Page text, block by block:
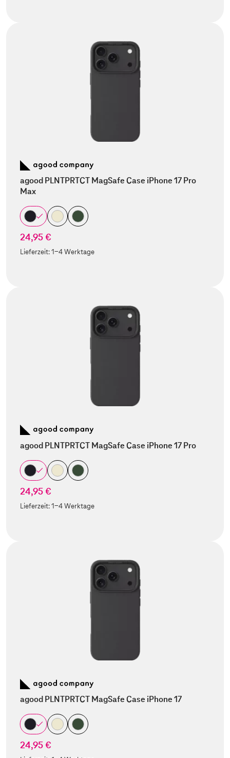
agood PLNTPRTCT MagSafe Case iPhone 17 Pro
Max
24,95 €
Lieferzeit:1-4 Werktage
agood PLNTPRTCT MagSafe Case iPhone 17 Pro
24,95 €
Lieferzeit:1-4 Werktage
agood PLNTPRTCT MagSafe Case iPhone 17
24,95 €